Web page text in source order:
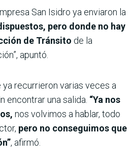
San Isidro ya enviaron la
pero donde no hay
de Tránsito de la
apuntó.
ya recurrieron varias veces a
encontrar una salida. “Ya nos
nos volvimos a hablar, todo
pero no conseguimos que
, afirmó.